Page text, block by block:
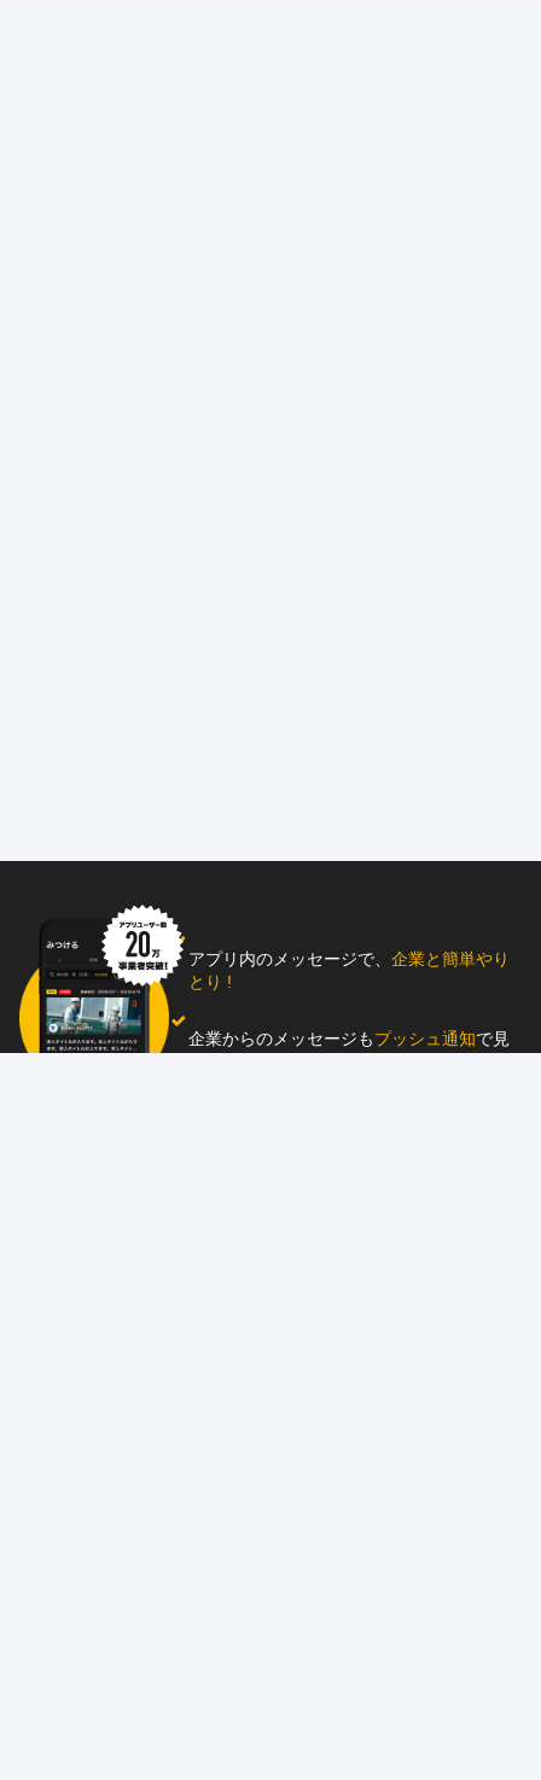
アプリ内のメッセージで、 企業と簡単やり
とり !
企業からのメッセージもプッシュ通知で見